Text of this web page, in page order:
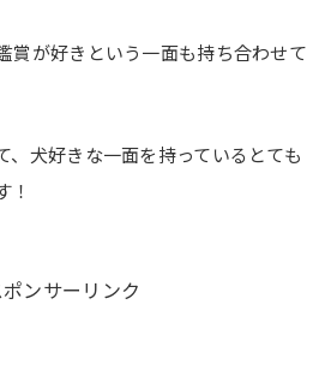
賞が好きという一面も持ち合わせて
、犬好きな一面を持っているとても
！
ンサーリンク